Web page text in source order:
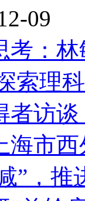
09
考：
索理
者访
市西
”，